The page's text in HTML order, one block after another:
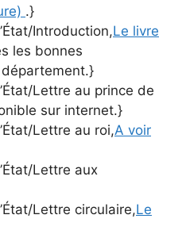
.}
Introduction,Le livre
les bonnes
Lettre au prince de
sur internet.}
Lettre au roi,A voir
Lettre aux
Lettre circulaire,Le